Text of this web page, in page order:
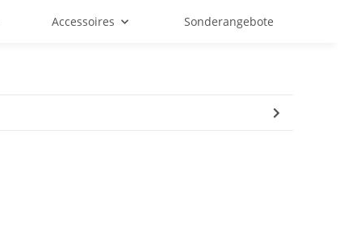
Accessoires Sonderangebote